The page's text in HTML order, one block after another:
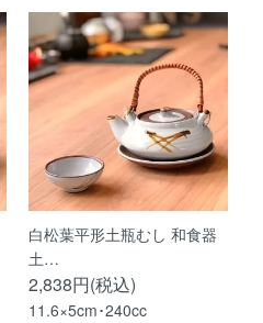
白松葉平形土瓶むし 和食器
土…
2,838円(税込)
11.6×5cm･240cc